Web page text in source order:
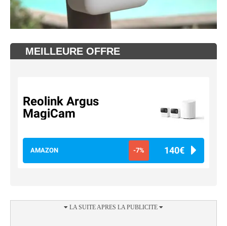
MEILLEURE OFFRE
Reolink Argus
MagiCam
AMAZON -7% 140€